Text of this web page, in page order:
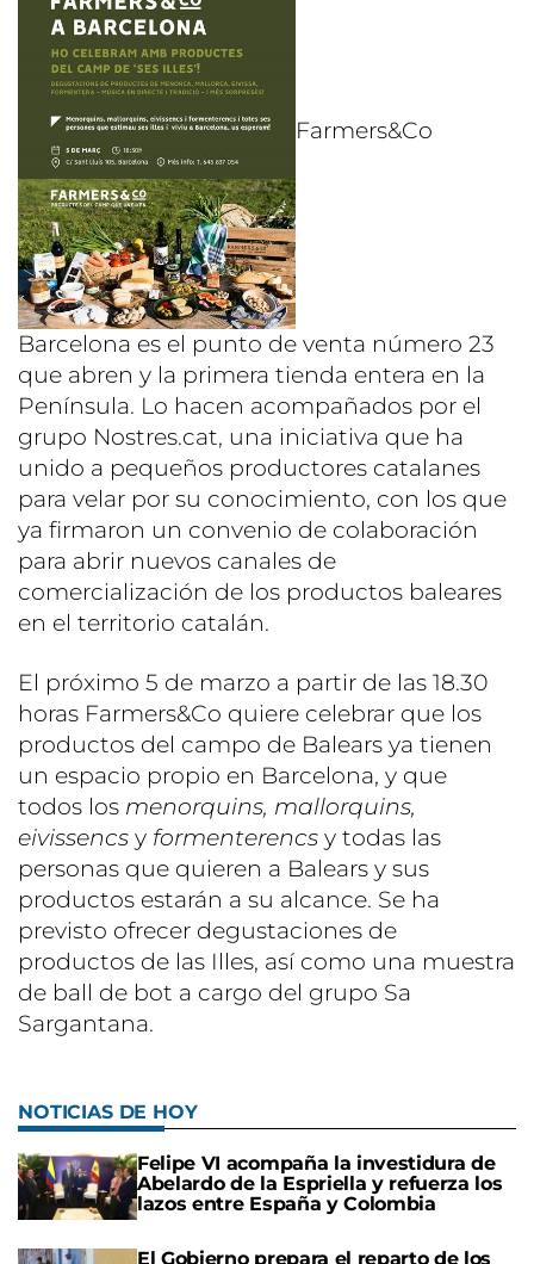
Farmers&Co
Barcelona es el punto de venta número 23
que abren y la primera tienda entera en la
Península. Lo hacen acompañados por el
grupo Nostres.cat, una iniciativa que ha
unido a pequeños productores catalanes
para velar por su conocimiento, con los que
ya firmaron un convenio de colaboración
para abrir nuevos canales de
comercialización de los productos baleares
en el territorio catalán.
El próximo 5 de marzo a partir de las 18.30
horas Farmers&Co quiere celebrar que los
productos del campo de Balears ya tienen
un espacio propio en Barcelona, y que
todos los menorquins, mallorquins,
eivissencs y formenterencs y todas las
personas que quieren a Balears y sus
productos estarán a su alcance. Se ha
previsto ofrecer degustaciones de
productos de las Illes, así como una muestra
de ball de bot a cargo del grupo Sa
Sargantana.
NOTICIAS DE HOY
Felipe VI acompaña la investidura de
Abelardo de la Espriella y refuerza los
lazos entre España y Colombia
El Gobierno prepara el reparto de los